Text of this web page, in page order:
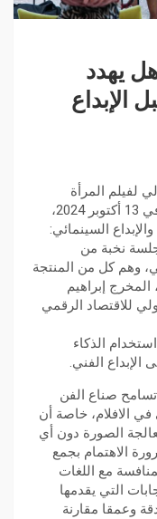
يهدد
الإبداع
لفيلم المرأة
“بعيونهن”، انتظمت بدار جيلان في نابل، في 13 أكتوبر 2024،
السينمائي:
نخبة من
وهم كل من المنتجة
إبراهيم
للاقتصاد الرقمي
الذكاء
الإبداع الفني.
صناع الفن
الافلام، خاصة أن
الصورة دون أي
الاهتمام بجمع
مع اللغات
التي يقدمها
وعمقا مقارنة